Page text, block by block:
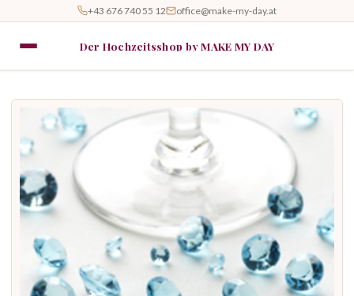
+43 676 740 55 12 office@make-my-day.at
Der Hochzeitsshop by MAKE MY DAY